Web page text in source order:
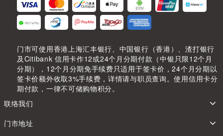
门市可使用香港上海汇丰银行、中国银行（香港）、渣打银行
及Citibank 信用卡作12或24个月分期付款（中银只限12个月
分期），12个月分期免手续费只适用于签卡价，24个月分期以
签卡价额外收取3%手续费，详情请与职员查询。使用信用卡分
期付款，一律不可储购物积分。
联络我们
门市地址